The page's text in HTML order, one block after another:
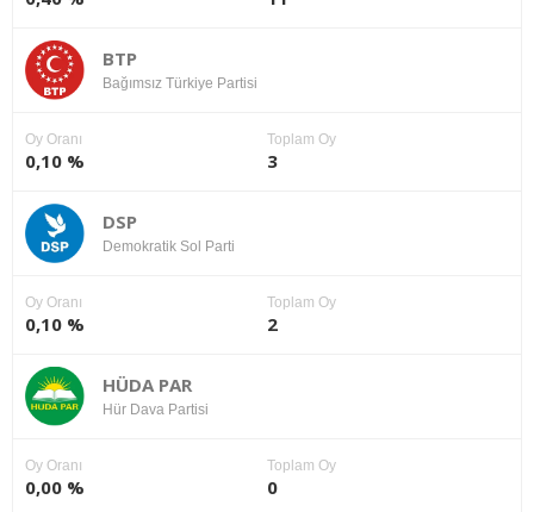
BTP
Bağımsız Türkiye Partisi
Oy Oranı
0,10 %
Toplam Oy
3
DSP
Demokratik Sol Parti
Oy Oranı
0,10 %
Toplam Oy
2
HÜDA PAR
Hür Dava Partisi
Oy Oranı
0,00 %
Toplam Oy
0